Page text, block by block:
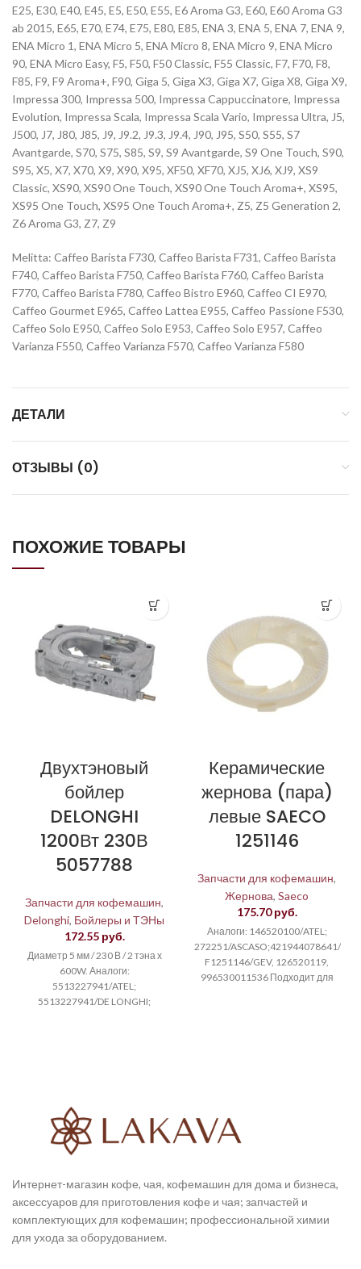
E25, E30, E40, E45, E5, E50, E55, E6 Aroma G3, E60, E60 Aroma G3
ab 2015, E65, E70, E74, E75, E80, E85, ENA 3, ENA 5, ENA 7, ENA 9,
ENA Micro 1, ENA Micro 5, ENA Micro 8, ENA Micro 9, ENA Micro
90, ENA Micro Easy, F5, F50, F50 Classic, F55 Classic, F7, F70, F8,
F85, F9, F9 Aroma+, F90, Giga 5, Giga X3, Giga X7, Giga X8, Giga X9,
Impressa 300, Impressa 500, Impressa Cappuccinatore, Impressa
Evolution, Impressa Scala, Impressa Scala Vario, Impressa Ultra, J5,
J500, J7, J80, J85, J9, J9.2, J9.3, J9.4, J90, J95, S50, S55, S7
Avantgarde, S70, S75, S85, S9, S9 Avantgarde, S9 One Touch, S90,
S95, X5, X7, X70, X9, X90, X95, XF50, XF70, XJ5, XJ6, XJ9, XS9
Classic, XS90, XS90 One Touch, XS90 One Touch Aroma+, XS95,
XS95 One Touch, XS95 One Touch Aroma+, Z5, Z5 Generation 2,
Z6 Aroma G3, Z7, Z9
Melitta: Caffeo Barista F730, Caffeo Barista F731, Caffeo Barista
F740, Caffeo Barista F750, Caffeo Barista F760, Caffeo Barista
F770, Caffeo Barista F780, Caffeo Bistro E960, Caffeo CI E970,
Caffeo Gourmet E965, Caffeo Lattea E955, Caffeo Passione F530,
Caffeo Solo E950, Caffeo Solo E953, Caffeo Solo E957, Caffeo
Varianza F550, Caffeo Varianza F570, Caffeo Varianza F580
ДЕТАЛИ
ОТЗЫВЫ (0)
ПОХОЖИЕ ТОВАРЫ
Двухтэновый
бойлер
DELONGHI
1200Вт 230В
5057788
Запчасти для кофемашин,
Delonghi, Бойлеры и ТЭНы
172.55 руб.
Диаметр 5 мм / 230 В / 2 тэна х
600W. Аналоги:
5513227941/ATEL;
5513227941/DE LONGHI;
Керамические
жернова (пара)
левые SAECO
1251146
Запчасти для кофемашин,
Жернова, Saeco
175.70руб.
Аналоги: 146520100/ATEL;
272251/ASCASO;421944078641/
F1251146/GEV, 126520119,
996530011536 Подходит для
Интернет-магазин кофе, чая, кофемашин для дома и бизнеса,
аксессуаров для приготовления кофе и чая; запчастей и
комплектующих для кофемашин; профессиональной химии
для ухода за оборудованием.